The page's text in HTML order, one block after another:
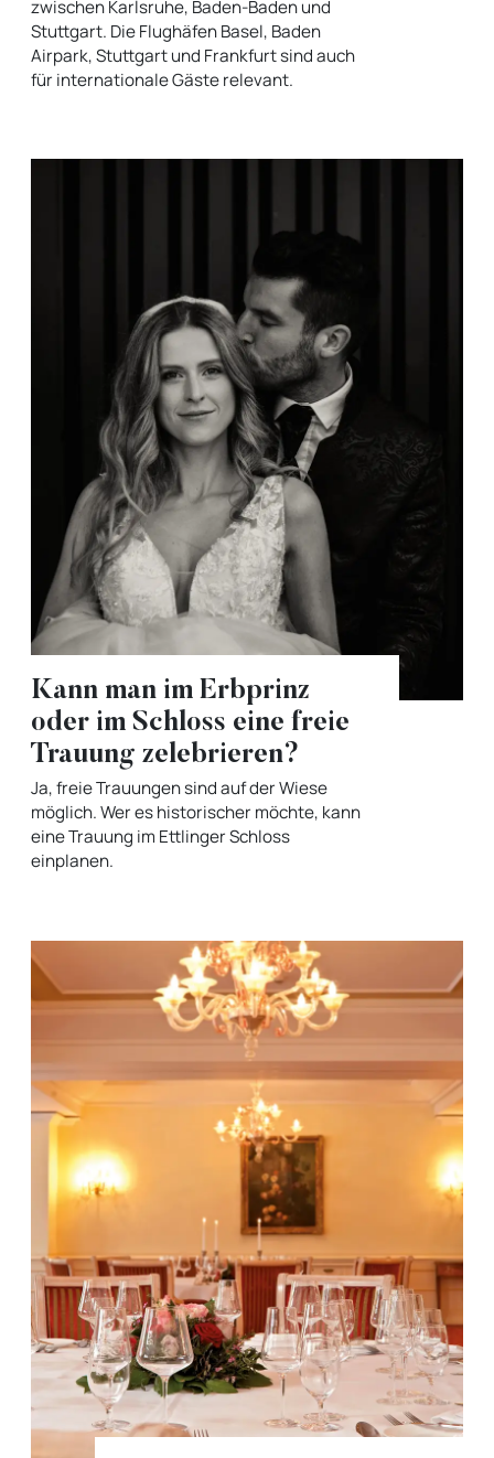
zwischen Karlsruhe, Baden-Baden und
Stuttgart. Die Flughäfen Basel, Baden
Airpark, Stuttgart und Frankfurt sind auch
für internationale Gäste relevant.
Kann man im Erbprinz
oder im Schloss eine freie
Trauung zelebrieren?
Ja, freie Trauungen sind auf der Wiese
möglich. Wer es historischer möchte, kann
eine Trauung im Ettlinger Schloss
einplanen.